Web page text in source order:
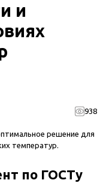
и
938
решение для
температур.
по ГОСТу